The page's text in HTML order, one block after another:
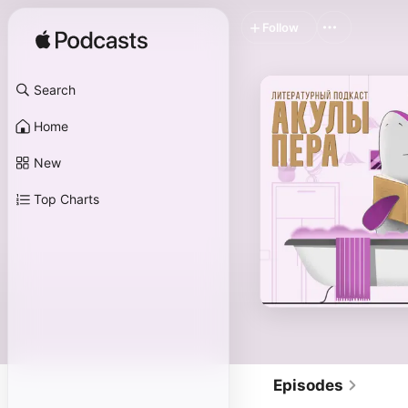
Search
Home
New
Top Charts
Follow
Episodes